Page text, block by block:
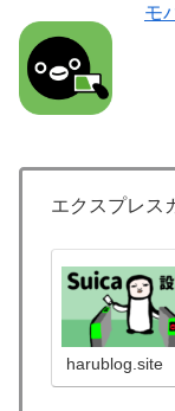
モ
エクスプレス
harublog.site